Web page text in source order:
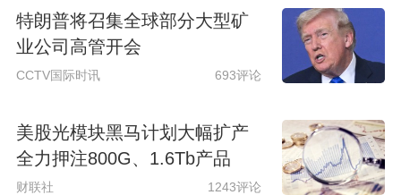
特朗普将召集全球部分大型矿
业公司高管开会
CCTV国际时讯 693评论
美股光模块黑马计划大幅扩产
全力押注800G、1.6Tb产品
财联社 1243评论